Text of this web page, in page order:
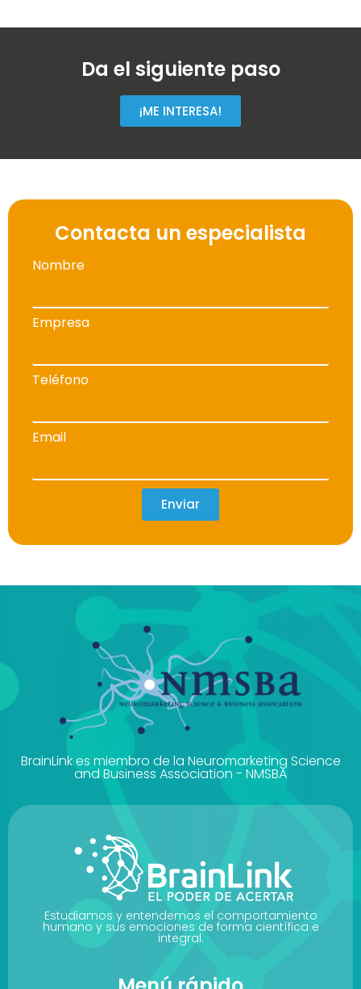
Da el siguiente paso
¡ME INTERESA!
Contacta un especialista
Nombre
Empresa
Teléfono
Email
Enviar
BrainLink es miembro de la Neuromarketing Science
and Business Association - NMSBA
Estudiamos y entendemos el comportamiento
humano y sus emociones de forma científica e
integral.